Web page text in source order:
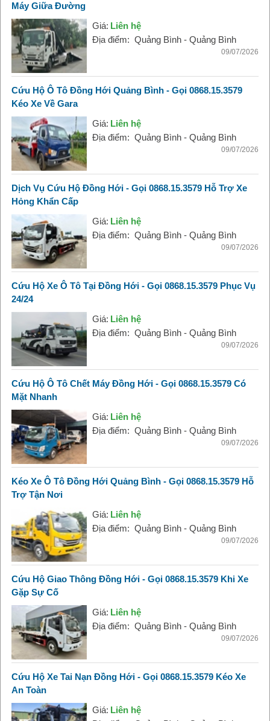
Máy Giữa Đường
Giá: Liên hệ
Địa điểm: Quảng Bình - Quảng Bình
09/07/2026
Cứu Hộ Ô Tô Đồng Hới Quảng Bình - Gọi 0868.15.3579
Kéo Xe Về Gara
Giá: Liên hệ
Địa điểm: Quảng Bình - Quảng Bình
09/07/2026
Dịch Vụ Cứu Hộ Đồng Hới - Gọi 0868.15.3579 Hỗ Trợ Xe
Hỏng Khẩn Cấp
Giá: Liên hệ
Địa điểm: Quảng Bình - Quảng Bình
09/07/2026
Cứu Hộ Xe Ô Tô Tại Đồng Hới - Gọi 0868.15.3579 Phục Vụ
24/24
Giá: Liên hệ
Địa điểm: Quảng Bình - Quảng Bình
09/07/2026
Cứu Hộ Ô Tô Chết Máy Đồng Hới - Gọi 0868.15.3579 Có
Mặt Nhanh
Giá: Liên hệ
Địa điểm: Quảng Bình - Quảng Bình
09/07/2026
Kéo Xe Ô Tô Đồng Hới Quảng Bình - Gọi 0868.15.3579 Hỗ
Trợ Tận Nơi
Giá: Liên hệ
Địa điểm: Quảng Bình - Quảng Bình
09/07/2026
Cứu Hộ Giao Thông Đồng Hới - Gọi 0868.15.3579 Khi Xe
Gặp Sự Cố
Giá: Liên hệ
Địa điểm: Quảng Bình - Quảng Bình
09/07/2026
Cứu Hộ Xe Tai Nạn Đồng Hới - Gọi 0868.15.3579 Kéo Xe
An Toàn
Giá: Liên hệ